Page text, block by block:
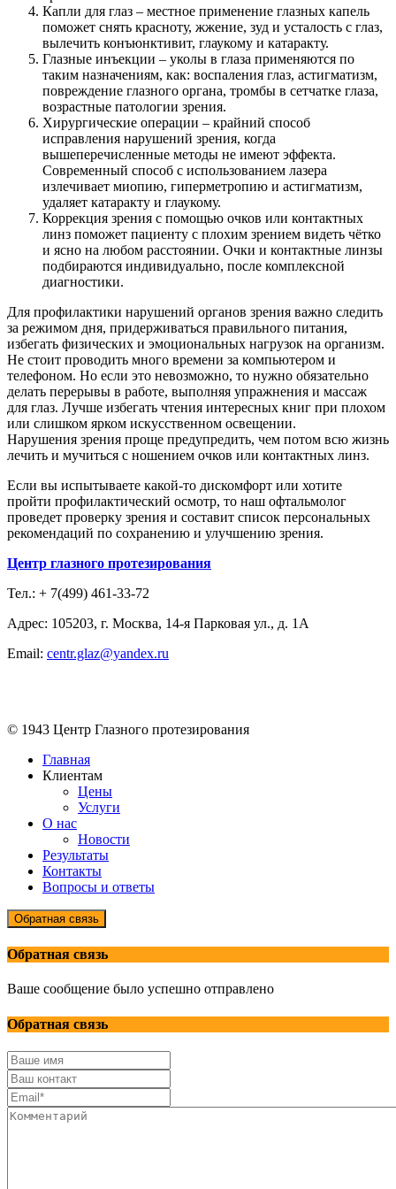
Капли для глаз – местное применение глазных капель
поможет снять красноту, жжение, зуд и усталость с глаз,
вылечить конъюнктивит, глаукому и катаракту.
Глазные инъекции – уколы в глаза применяются по
таким назначениям, как: воспаления глаз, астигматизм,
повреждение глазного органа, тромбы в сетчатке глаза,
возрастные патологии зрения.
Хирургические операции – крайний способ
исправления нарушений зрения, когда
вышеперечисленные методы не имеют эффекта.
Современный способ с использованием лазера
излечивает миопию, гиперметропию и астигматизм,
удаляет катаракту и глаукому.
Коррекция зрения с помощью очков или контактных
линз поможет пациенту с плохим зрением видеть чётко
и ясно на любом расстоянии. Очки и контактные линзы
подбираются индивидуально, после комплексной
диагностики.
Для профилактики нарушений органов зрения важно следить
за режимом дня, придерживаться правильного питания,
избегать физических и эмоциональных нагрузок на организм.
Не стоит проводить много времени за компьютером и
телефоном. Но если это невозможно, то нужно обязательно
делать перерывы в работе, выполняя упражнения и массаж
для глаз. Лучше избегать чтения интересных книг при плохом
или слишком ярком искусственном освещении.
Нарушения зрения проще предупредить, чем потом всю жизнь
лечить и мучиться с ношением очков или контактных линз.
Если вы испытываете какой-то дискомфорт или хотите
пройти профилактический осмотр, то наш офтальмолог
проведет проверку зрения и составит список персональных
рекомендаций по сохранению и улучшению зрения.
Центр глазного протезирования
Тел.: + 7(499) 461-33-72
Адрес: 105203, г. Москва, 14-я Парковая ул., д. 1А
Email: centr.glaz@yandex.ru
© 1943 Центр Глазного протезирования
Главная
Клиентам
Цены
Услуги
О нас
Новости
Результаты
Контакты
Вопросы и ответы
Обратная связь
Обратная связь
Ваше сообщение было успешно отправлено
Обратная связь